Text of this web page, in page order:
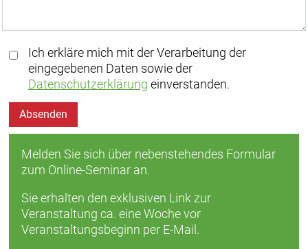
Ich erkläre mich mit der Verarbeitung der
eingegebenen Daten sowie der
Datenschutzerklärung einverstanden.
Absenden
Melden Sie sich über nebenstehendes Formular
zum Online-Seminar an.
Sie erhalten den exklusiven Link zur
Veranstaltung ca. eine Woche vor
Veranstaltungsbeginn per E-Mail.